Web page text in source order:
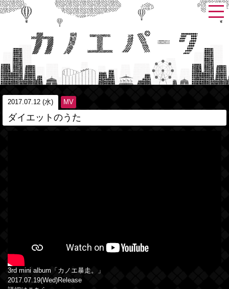
2017.07.12 (水) MV
ダイエットのうた
3rd mini album「カノエ暴走。」
2017.07.19(Wed)Release